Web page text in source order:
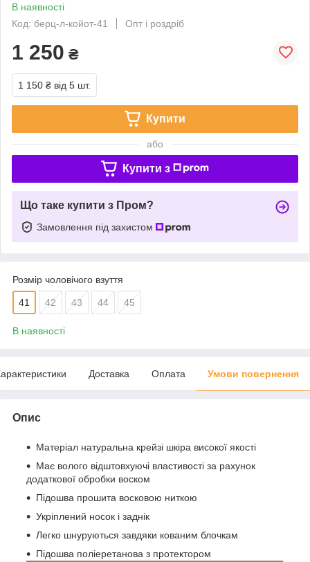
В наявності
Код: берц-л-койот-41
Опт і роздріб
1 250 ₴
1 150 ₴ від 5 шт.
Купити
або
Купити з
Що таке купити з Пром?
Замовлення під захистом
Розмір чоловічого взуття
41 42 43 44 45
В наявності
Доставка Оплата Умови повернення
Опис
Матеріал натуральна крейзі шкіра високої якості
Має волого відштовхуючі властивості за рахунок
додаткової обробки воском
Підошва прошита восковою ниткою
Укріплений носок і заднік
Легко шнуруються завдяки кованим блочкам
Підошва поліеретанова з протектором